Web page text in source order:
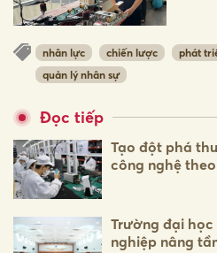
nhân lực chiến lược phát
quản lý nhân sự
Đọc tiếp
Tạo đột phá
công nghệ
Trường đại
nghiệp nâng